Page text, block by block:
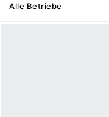
Alle Betriebe